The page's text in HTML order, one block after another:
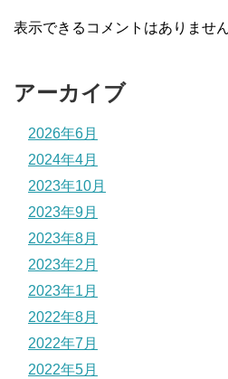
表示できるコメントはありません
アーカイブ
2026年6月
2024年4月
2023年10月
2023年9月
2023年8月
2023年2月
2023年1月
2022年8月
2022年7月
2022年5月